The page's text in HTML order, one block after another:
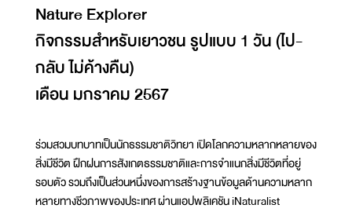
Nature Explorer
กิจกรรมสำหรับเยาวชน รูปแบบ 1 วัน (ไป-
กลับ ไม่ค้างคืน)
เดือน มกราคม 2567
ร่วมสวมบทบาทเป็นนักธรรมชาติวิทยา เปิดโลกความหลากหลายของ
สิ่งมีชีวิต ฝึกฝนการสังเกตธรรมชาติและการจำแนกสิ่งมีชีวิตที่อยู่
รอบตัว รวมถึงเป็นส่วนหนึ่งของการสร้างฐานข้อมูลด้านความหลาก
หลายทางชีวภาพของประเทศ ผ่านแอปพลิเคชัน iNaturalist